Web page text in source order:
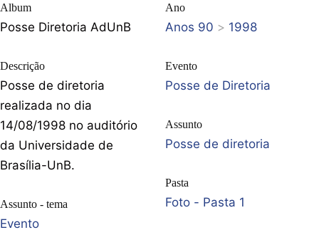
Album
Posse Diretoria AdUnB
Descrição
Posse de diretoria
realizada no dia
14/08/1998 no auditório
da Universidade de
Brasília-UnB.
Assunto - tema
Evento
Ano
Anos 90 > 1998
Evento
Posse de Diretoria
Assunto
Posse de diretoria
Pasta
Foto - Pasta 1